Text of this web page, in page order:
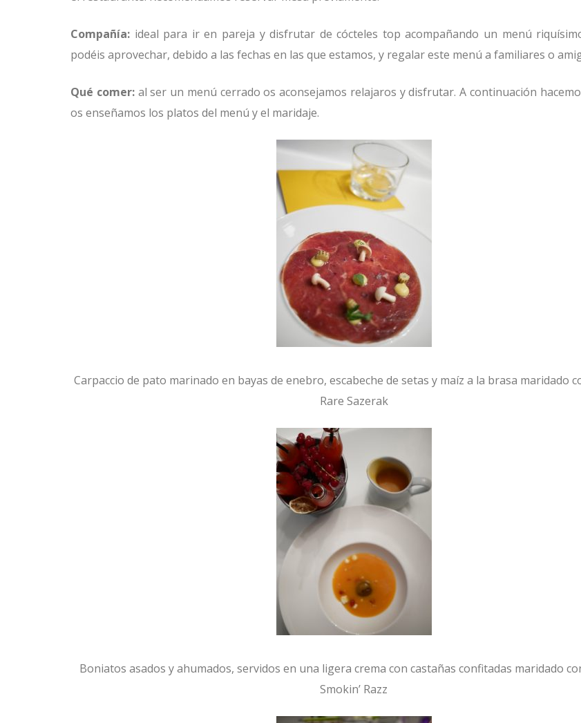
Compañía: ideal para ir en pareja y disfrutar de cócteles top acompañando un menú
podéis aprovechar, debido a las fechas en las que estamos, y regalar este menú a familiares o
Qué comer:al ser un menú cerrado os aconsejamos relajaros y disfrutar. A continuación
os enseñamos los platos del menú y el maridaje.
Carpaccio de pato marinado en bayas de enebro, escabeche de setas y maíz a la brasa maridado
Rare Sazerak
Boniatos asados y ahumados, servidos en una ligera crema con castañas confitadas maridado
Smokin’ Razz